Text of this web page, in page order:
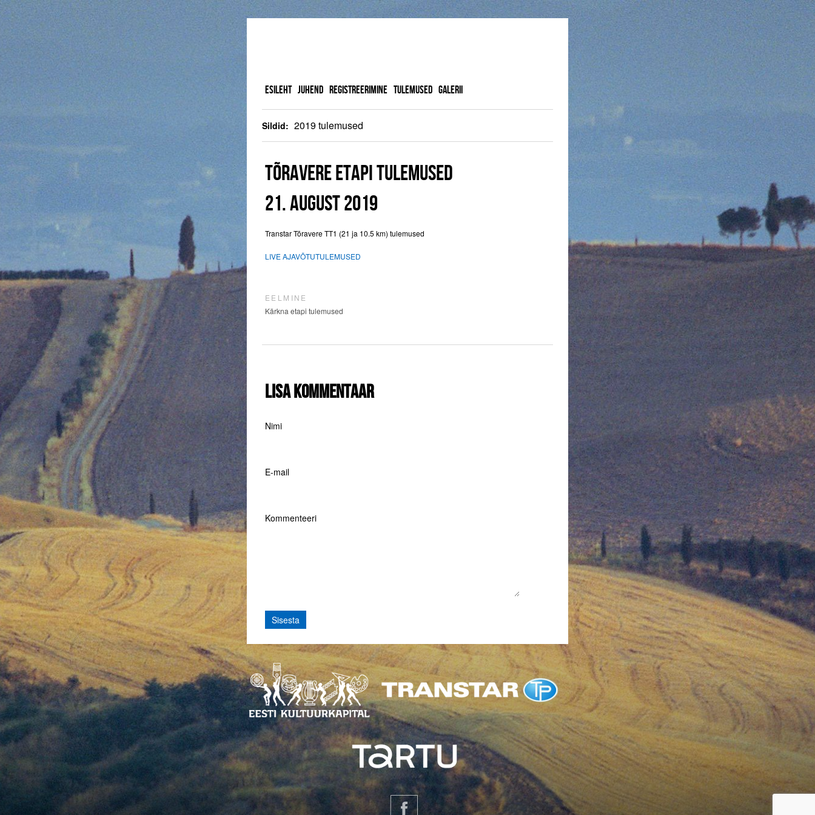
ESILEHT JUHEND REGISTREERIMINE TULEMUSED GALERII
Sildid: 2019 tulemused
TÕRAVERE ETAPI TULEMUSED
21. AUGUST 2019
Transtar Tõravere TT1 (21 ja 10.5 km) tulemused
LIVE AJAVÕTUTULEMUSED
EELMINE
Kärkna etapi tulemused
Lisa kommentaar
Nimi
E-mail
Kommenteeri